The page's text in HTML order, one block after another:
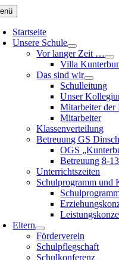
Zum
Inhalt
springen
Startseite
Unsere Schule
Vor langer Zeit …
Villa
Das sind wir
Schulleitung
Unser
Mitarbeiter der
Mitarbeiter
Klassenverteilung
Betreuung GS
OGS
Betreuung 8-13
Unterrichtszeiten
Schulprogramm und
Eltern
Förderverein
Schulpflegschaft
Schulkonferenz